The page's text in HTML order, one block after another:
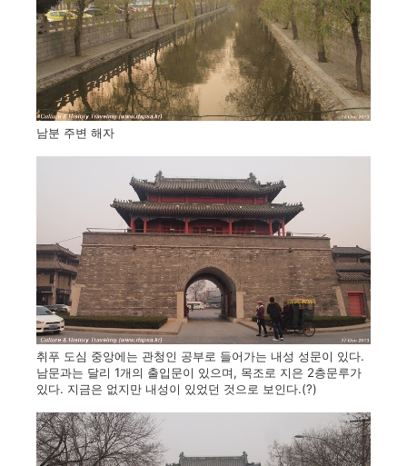
남분 주변 해자
취푸 도심 중앙에는 관청인 공부로 들어가는 내성 성문이 있다.
남문과는 달리 1개의 출입문이 있으며, 목조로 지은 2층문루가
있다. 지금은 없지만 내성이 있었던 것으로 보인다.(?)